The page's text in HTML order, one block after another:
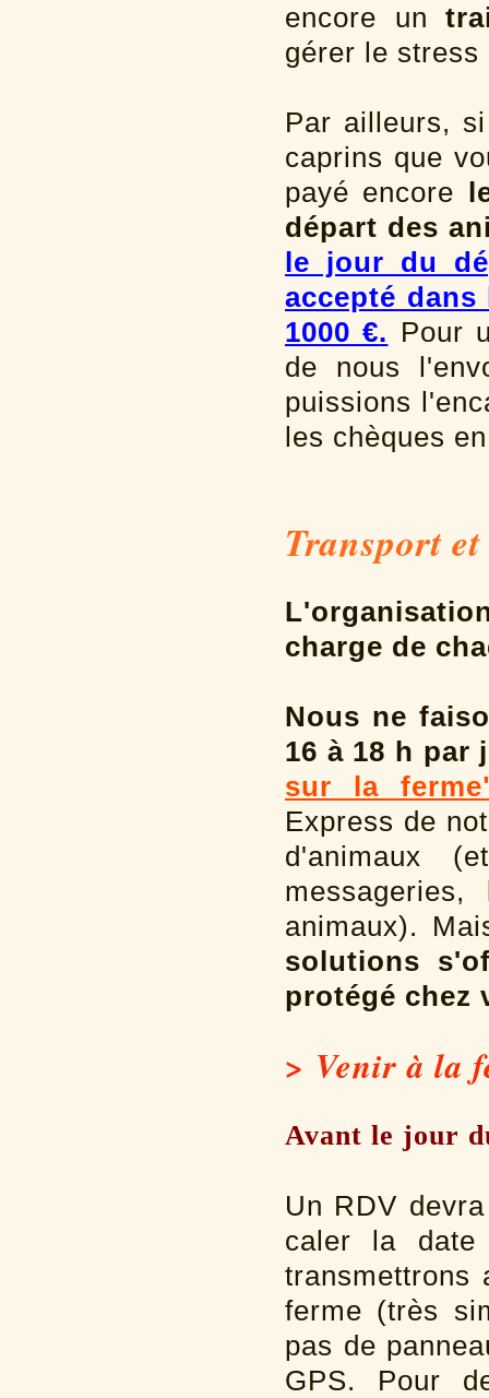
encore un
gérer le
Par ailleurs,
caprins que
payé encore
départ des
le jour du
accepté
1000 €. Pour
de nous
puissions
les chèques
Transport
charge de
Nous ne
16 à 18 h
sur la
Express de
d'animaux
animaux).
solutions
protégé chez
> Venir à la
Avant le jour
Un RDV
caler la date
transmettrons
ferme (très
pas de
GPS. Pour